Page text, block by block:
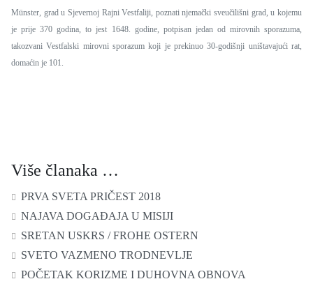
Münster, grad u Sjevernoj Rajni Vestfaliji, poznati njemački sveučilišni grad, u kojemu
je prije 370 godina, to jest 1648. godine, potpisan jedan od mirovnih sporazuma,
takozvani Vestfalski mirovni sporazum koji je prekinuo 30-godišnji uništavajući rat,
domaćin je 101.
Više članaka …
PRVA SVETA PRIČEST 2018
NAJAVA DOGAĐAJA U MISIJI
SRETAN USKRS / FROHE OSTERN
SVETO VAZMENO TRODNEVLJE
POČETAK KORIZME I DUHOVNA OBNOVA